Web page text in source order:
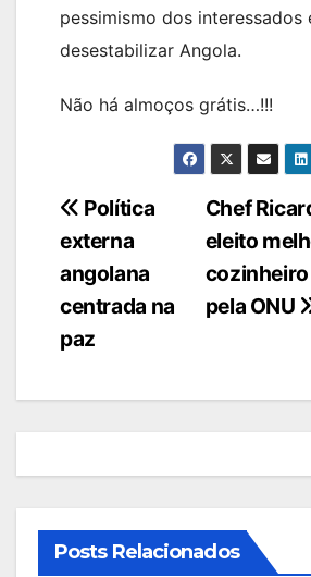
pessimismo dos interessados
desestabilizar Angola.
Não há almoços grátis…!!!
Navegação
de
artigos
Chef
eleito
pela ONU
Política
externa
angolana
centrada na
paz
Posts Relacionados